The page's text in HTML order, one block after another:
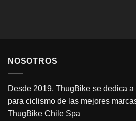
NOSOTROS
Desde 2019, ThugBike se dedica
para ciclismo de las mejores
ThugBike Chile Spa